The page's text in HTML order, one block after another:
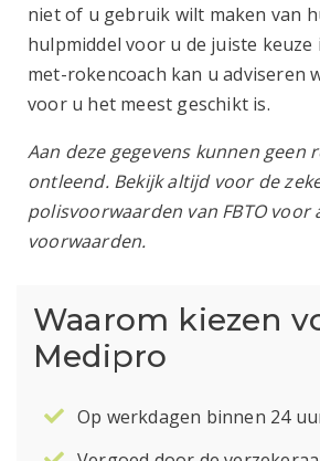
niet of u gebruik wilt maken van
hulpmiddel voor u de juiste keuze
met-rokencoach kan u adviseren
voor u het meest geschikt is.
Aan deze gegevens kunnen geen
ontleend. Bekijk altijd voor de
polisvoorwaarden van FBTO
voorwaarden.
Waarom kiezen
Medipro
Op werkdagen binnen 24